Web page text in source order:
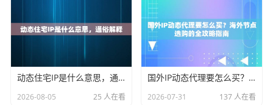
利用IP的多样性。如果你的业务需要大量IP，确保你的代
理服务商能提供足够广的地理分布和IP数量。频繁更换IP
（使用短效动态IP代理）是一种直接有效的策略，但前
动态住宅IP是什么意思，通俗解释
2026-08-05 25 人在看
国外IP动态代理要怎么买？海外节点选购的全攻略指南
2026-07-31 137 人在看